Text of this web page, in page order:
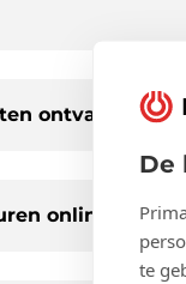
De
te
ontvang ik via
online